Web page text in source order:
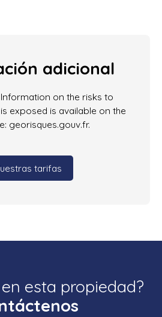
adicional
on the risks to
exposed is available on the
georisques.gouv.fr.
tarifas
esta propiedad?